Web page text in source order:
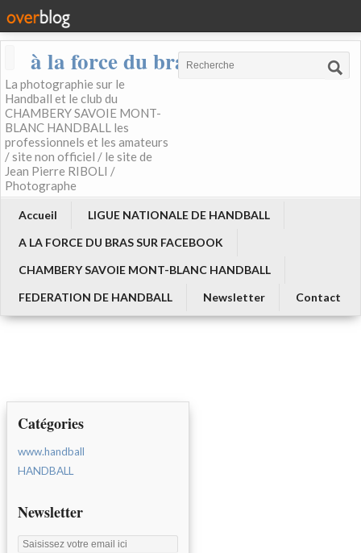
à la force du bras
La photographie sur le
Handball et le club du
CHAMBERY SAVOIE MONT-
BLANC HANDBALL les
professionnels et les amateurs
/ site non officiel / le site de
Jean Pierre RIBOLI /
Photographe
Accueil
LIGUE NATIONALE DE HANDBALL
A LA FORCE DU BRAS SUR FACEBOOK
CHAMBERY SAVOIE MONT-BLANC HANDBALL
FEDERATION DE HANDBALL
Newsletter Contact
Catégories
www.handball
HANDBALL
Newsletter